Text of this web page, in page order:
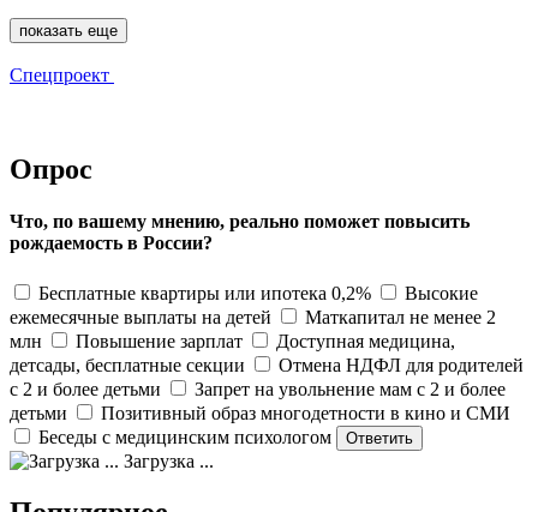
показать еще
Спецпроект
Опрос
Что, по вашему мнению, реально поможет повысить
рождаемость в России?
Бесплатные квартиры или ипотека 0,2%
Высокие
ежемесячные выплаты на детей
Маткапитал не менее 2
млн
Повышение зарплат
Доступная медицина,
детсады, бесплатные секции
Отмена НДФЛ для родителей
с 2 и более детьми
Запрет на увольнение мам с 2 и более
детьми
Позитивный образ многодетности в кино и СМИ
Беседы с медицинским психологом
Загрузка ...